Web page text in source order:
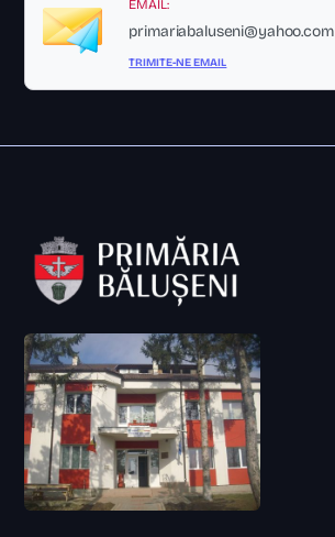
EMAIL:
primariabaluseni@yahoo.com
TRIMITE-NE EMAIL